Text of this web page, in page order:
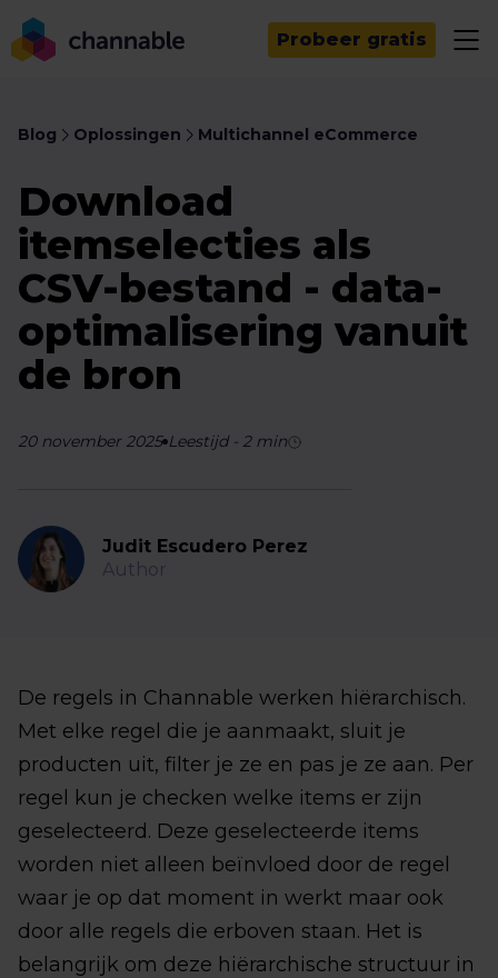
Probeer gratis
Blog Oplossingen Multichannel eCommerce
Download
itemselecties als
CSV-bestand - data-
optimalisering vanuit
de bron
20 november 2025 Leestijd- 2min
Judit Escudero Perez
Author
De regels in Channable werken hiërarchisch.
Met elke regel die je aanmaakt, sluit je
producten uit, filter je ze en pas je ze aan. Per
regel kun je checken welke items er zijn
geselecteerd. Deze geselecteerde items
worden niet alleen beïnvloed door de regel
waar je op dat moment in werkt maar ook
door alle regels die erboven staan. Het is
belangrijk om deze hiërarchische structuur in